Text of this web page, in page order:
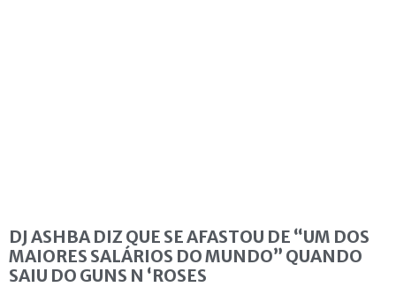
DJ ASHBA DIZ QUE SE AFASTOU DE “UM DOS
MAIORES SALÁRIOS DO MUNDO” QUANDO
SAIU DO GUNS N ‘ROSES